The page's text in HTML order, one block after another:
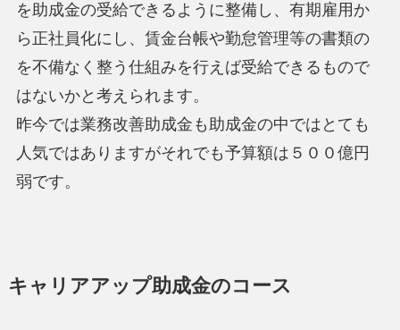
を助成金の受給できるように整備し、有期雇用か
ら正社員化にし、賃金台帳や勤怠管理等の書類の
を不備なく整う仕組みを行えば受給できるもので
はないかと考えられます。
昨今では業務改善助成金も助成金の中ではとても
人気ではありますがそれでも予算額は５００億円
弱です。
キャリアアップ助成金のコース